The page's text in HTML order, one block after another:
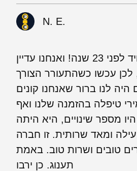
N. E.
קנינו מזרון קינג דיויד לפני 23 שנה! ואנחנו עדיין
עכשו כשהתעורר הצורך
היה לנו ברור שאנחנו קונים
טיפלה בהזמנה שלנו ואף
מספר שינויים, היא היתה
ומאד שרותית. זו חברה
טובים ושרות טוב. באמת
תענוג. כן ירבו